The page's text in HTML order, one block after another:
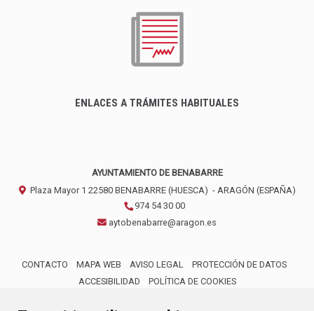
ENLACES A TRÁMITES HABITUALES
AYUNTAMIENTO DE BENABARRE
Plaza Mayor 1 22580 BENABARRE (HUESCA) - ARAGÓN (ESPAÑA)
974 54 30 00
aytobenabarre@aragon.es
CONTACTO MAPA WEB AVISO LEGAL
PROTECCIÓN DE DATOS
ACCESIBILIDAD
POLÍTICA DE COOKIES